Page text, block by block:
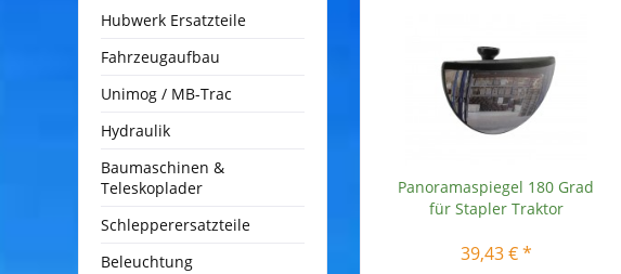
Hubwerk Ersatzteile
Fahrzeugaufbau
Unimog / MB-Trac
Hydraulik
Baumaschinen &
Teleskoplader
Schlepperersatzteile
Beleuchtung
Panoramaspiegel 180 Grad
für Stapler Traktor
39,43 € *